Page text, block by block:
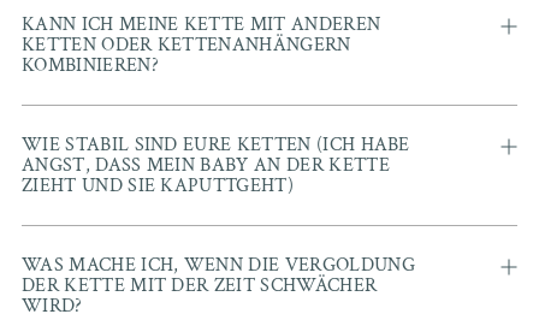
KANN ICH MEINE KETTE MIT ANDEREN
KETTEN ODER KETTENANHÄNGERN
KOMBINIEREN?
WIE STABIL SIND EURE KETTEN (ICH HABE
ANGST, DASS MEIN BABY AN DER KETTE
ZIEHT UND SIE KAPUTTGEHT)
WAS MACHE ICH, WENN DIE VERGOLDUNG
DER KETTE MIT DER ZEIT SCHWÄCHER
WIRD?